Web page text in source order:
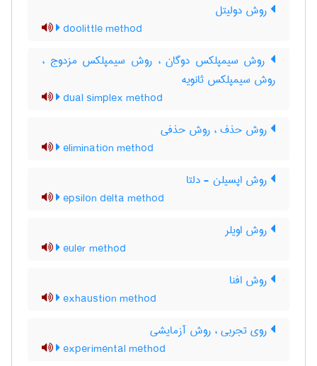
روش دولیتل
doolittle method
روش سیمپلکس دوگان ، روش سیمپلکس مزدوج ،
روش سیمپلکس ثانویه
dual simplex method
روش حذف ، روش حذفی
elimination method
روش اپسیلن - دلتا
epsilon delta method
روش اویلر
euler method
روش افنا
exhaustion method
روی تجربی ، روش آزمایشی
experimental method